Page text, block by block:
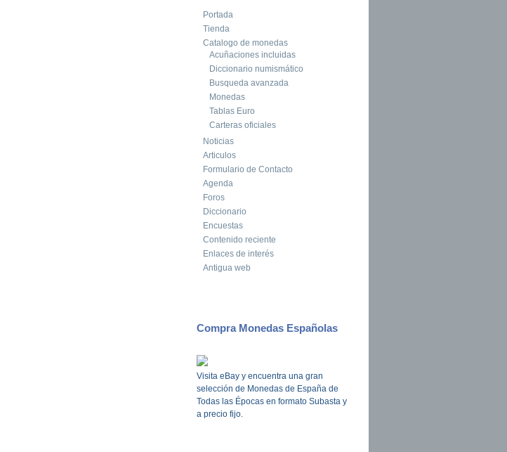
Portada
Tienda
Catalogo de monedas
Acuñaciones incluidas
Diccionario numismático
Busqueda avanzada
Monedas
Tablas Euro
Carteras oficiales
Noticias
Articulos
Formulario de Contacto
Agenda
Foros
Diccionario
Encuestas
Contenido reciente
Enlaces de interés
Antigua web
Compra Monedas Españolas
Visita eBay y encuentra una gran
selección de Monedas de España de
Todas las Épocas en formato Subasta y
a precio fijo.